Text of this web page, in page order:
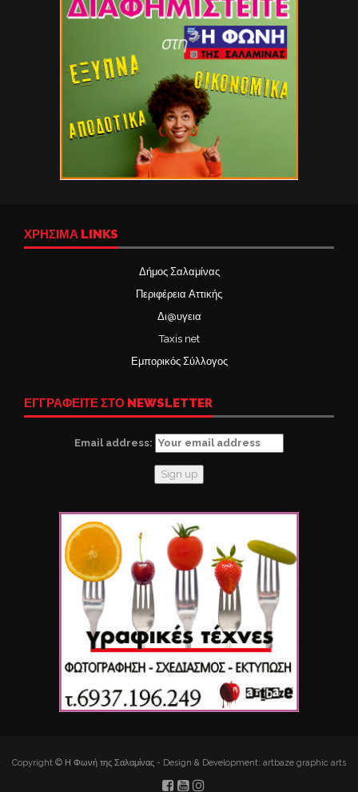
ΧΡΉΣΙΜΑ LINKS
Δήμος Σαλαμίνας
Περιφέρεια Αττικής
Δι@υγεια
Taxis net
Εμπορικός Σύλλογος
ΕΓΓΡΑΦΕΙΤΕ ΣΤΟ NEWSLETTER
Email address:
Copyright © Η Φωνή της Σαλαμίνας - Design & Development: artbaze graphic arts